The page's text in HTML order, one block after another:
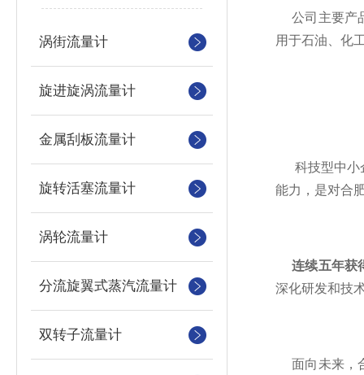
涡街流量计
旋进旋涡流量计
金属刮板流量计
旋转活塞流量计
涡轮流量计
分流旋翼式蒸汽流量计
双转子流量计
公司主要产
用于石油、化
科技型中小
能力，是对合
连续五年获
深化研发和技
面向未来，